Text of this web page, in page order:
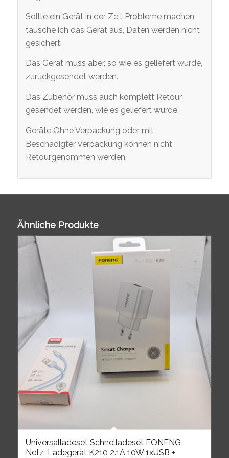
Sollte ein Gerät in der Zeit Probleme machen,
tausche ich das Gerät aus, Daten werden nicht
gesichert.
Das Gerät muss aber, so wie es geliefert wurde,
zurückgesendet werden.
Das Zubehör muss auch komplett Retour
gesendet werden, wie es geliefert wurde.
Geräte Ohne Verpackung oder mit
Beschädigter Verpackung können nicht
Retourgenommen werden.
Ähnliche Produkte
Universalladeset Schnelladeset FONENG
Netz-Ladegerät K210 2.1A 10W 1xUSB +